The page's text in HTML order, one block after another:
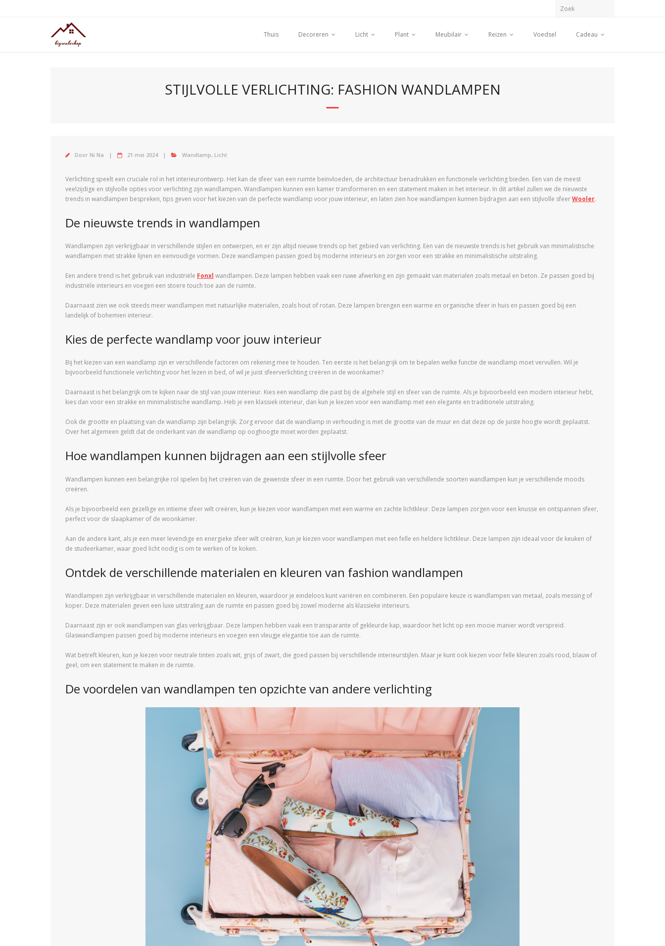
Thuis
Decoreren Licht Plant Meubilair Reizen Voedsel Cadeau
STIJLVOLLE VERLICHTING: FASHION WANDLAMPEN
Door Ni Na 21 mei 2024 Wandlamp, Licht
Verlichting speelt een cruciale rol in het interieurontwerp. Het kan de sfeer van een ruimte beïnvloeden, de architectuur benadrukken en functionele verlichting bieden. Een van de meest
veelzijdige en stijlvolle opties voor verlichting zijn wandlampen. Wandlampen kunnen een kamer transformeren en een statement maken in het interieur. In dit artikel zullen we de nieuwste
trends in wandlampen bespreken, tips geven voor het kiezen van de perfecte wandlamp voor jouw interieur, en laten zien hoe wandlampen kunnen bijdragen aan een stijlvolle sfeerWooler.
De nieuwste trends in wandlampen
Wandlampen zijn verkrijgbaar in verschillende stijlen en ontwerpen, en er zijn altijd nieuwe trends op het gebied van verlichting. Een van de nieuwste trends is het gebruik van minimalistische
wandlampen met strakke lijnen en eenvoudige vormen. Deze wandlampen passen goed bij moderne interieurs en zorgen voor een strakke en minimalistische uitstraling.
Een andere trend is het gebruik van industriële Fonxl wandlampen. Deze lampen hebben vaak een ruwe afwerking en zijn gemaakt van materialen zoals metaal en beton. Ze passen goed bij
industriële interieurs en voegen een stoere touch toe aan de ruimte.
Daarnaast zien we ook steeds meer wandlampen met natuurlijke materialen, zoals hout of rotan. Deze lampen brengen een warme en organische sfeer in huis en passen goed bij een
landelijk of bohemien interieur.
Kies de perfecte wandlamp voor jouw interieur
Bij het kiezen van een wandlamp zijn er verschillende factoren om rekening mee te houden. Ten eerste is het belangrijk om te bepalen welke functie de wandlamp moet vervullen. Wil je
bijvoorbeeld functionele verlichting voor het lezen in bed, of wil je juist sfeerverlichting creëren in de woonkamer?
Daarnaast is het belangrijk om te kijken naar de stijl van jouw interieur. Kies een wandlamp die past bij de algehele stijl en sfeer van de ruimte. Als je bijvoorbeeld een modern interieur hebt,
kies dan voor een strakke en minimalistische wandlamp. Heb je een klassiek interieur, dan kun je kiezen voor een wandlamp met een elegante en traditionele uitstraling.
Ook de grootte en plaatsing van de wandlamp zijn belangrijk. Zorg ervoor dat de wandlamp in verhouding is met de grootte van de muur en dat deze op de juiste hoogte wordt geplaatst.
Over het algemeen geldt dat de onderkant van de wandlamp op ooghoogte moet worden geplaatst.
Hoe wandlampen kunnen bijdragen aan een stijlvolle sfeer
Wandlampen kunnen een belangrijke rol spelen bij het creëren van de gewenste sfeer in een ruimte. Door het gebruik van verschillende soorten wandlampen kun je verschillende moods
creëren.
Als je bijvoorbeeld een gezellige en intieme sfeer wilt creëren, kun je kiezen voor wandlampen met een warme en zachte lichtkleur. Deze lampen zorgen voor een knusse en ontspannen sfeer,
perfect voor de slaapkamer of de woonkamer.
Aan de andere kant, als je een meer levendige en energieke sfeer wilt creëren, kun je kiezen voor wandlampen met een felle en heldere lichtkleur. Deze lampen zijn ideaal voor de keuken of
de studeerkamer, waar goed licht nodig is om te werken of te koken.
Ontdek de verschillende materialen en kleuren van fashion wandlampen
Wandlampen zijn verkrijgbaar in verschillende materialen en kleuren, waardoor je eindeloos kunt variëren en combineren. Een populaire keuze is wandlampen van metaal, zoals messing of
koper. Deze materialen geven een luxe uitstraling aan de ruimte en passen goed bij zowel moderne als klassieke interieurs.
Daarnaast zijn er ook wandlampen van glas verkrijgbaar. Deze lampen hebben vaak een transparante of gekleurde kap, waardoor het licht op een mooie manier wordt verspreid.
Glaswandlampen passen goed bij moderne interieurs en voegen een vleugje elegantie toe aan de ruimte.
Wat betreft kleuren, kun je kiezen voor neutrale tinten zoals wit, grijs of zwart, die goed passen bij verschillende interieurstijlen. Maar je kunt ook kiezen voor felle kleuren zoals rood, blauw of
geel, om een statement te maken in de ruimte.
De voordelen van wandlampen ten opzichte van andere verlichting